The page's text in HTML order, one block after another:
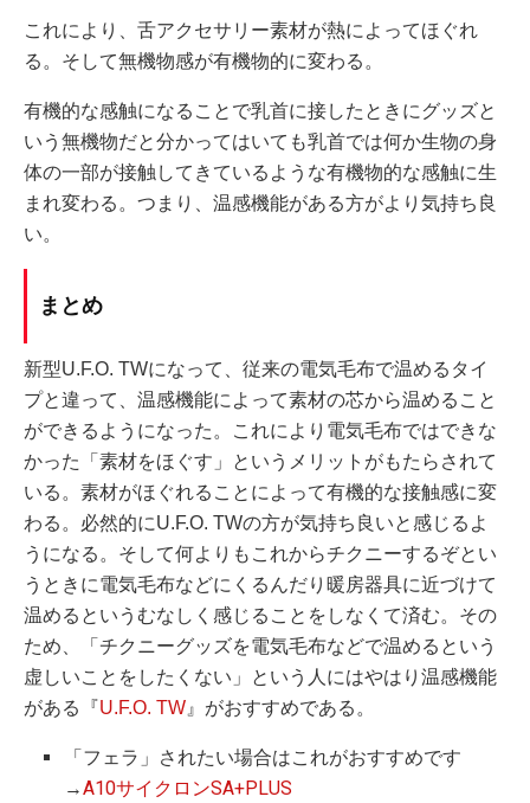
これにより、舌アクセサリー素材が熱によってほぐれ
る。そして無機物感が有機物的に変わる。
有機的な感触になることで乳首に接したときにグッズと
いう無機物だと分かってはいても乳首では何か生物の身
体の一部が接触してきているような有機物的な感触に生
まれ変わる。つまり、温感機能がある方がより気持ち良
い。
まとめ
新型U.F.O. TWになって、従来の電気毛布で温めるタイ
プと違って、温感機能によって素材の芯から温めること
ができるようになった。これにより電気毛布ではできな
かった「素材をほぐす」というメリットがもたらされて
いる。素材がほぐれることによって有機的な接触感に変
わる。必然的にU.F.O. TWの方が気持ち良いと感じるよ
うになる。そして何よりもこれからチクニーするぞとい
うときに電気毛布などにくるんだり暖房器具に近づけて
温めるというむなしく感じることをしなくて済む。その
ため、「チクニーグッズを電気毛布などで温めるという
虚しいことをしたくない」という人にはやはり温感機能
がある『U.F.O. TW 』がおすすめである。
「フェラ」されたい場合はこれがおすすめです
→A10サイクロンSA+PLUS